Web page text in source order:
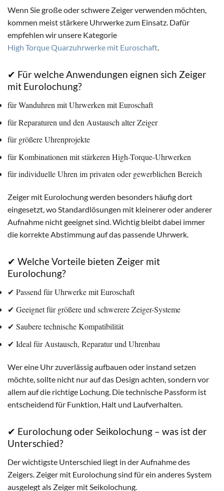
Wenn Sie große oder schwere Zeiger verwenden möchten,
kommen meist stärkere Uhrwerke zum Einsatz. Dafür
empfehlen wir unsere Kategorie
High Torque Quarzuhrwerke mit Euroschaft.
✔ Für welche Anwendungen eignen sich Zeiger
mit Eurolochung?
für Wanduhren mit Uhrwerken mit Euroschaft
für Reparaturen und den Austausch alter Zeiger
für größere Uhrenprojekte
für Kombinationen mit stärkeren High-Torque-Uhrwerken
für individuelle Uhren im privaten oder gewerblichen Bereich
Zeiger mit Eurolochung werden besonders häufig dort
eingesetzt, wo Standardlösungen mit kleinerer oder anderer
Aufnahme nicht geeignet sind. Wichtig bleibt dabei immer
die korrekte Abstimmung auf das passende Uhrwerk.
✔ Welche Vorteile bieten Zeiger mit
Eurolochung?
✔ Passend für Uhrwerke mit Euroschaft
✔ Geeignet für größere und schwerere Zeiger-Systeme
✔ Saubere technische Kompatibilität
✔ Ideal für Austausch, Reparatur und Uhrenbau
Wer eine Uhr zuverlässig aufbauen oder instand setzen
möchte, sollte nicht nur auf das Design achten, sondern vor
allem auf die richtige Lochung. Die technische Passform ist
entscheidend für Funktion, Halt und Laufverhalten.
✔ Eurolochung oder Seikolochung – was ist der
Unterschied?
Der wichtigste Unterschied liegt in der Aufnahme des
Zeigers. Zeiger mit Eurolochung sind für ein anderes System
ausgelegt als Zeiger mit Seikolochung.